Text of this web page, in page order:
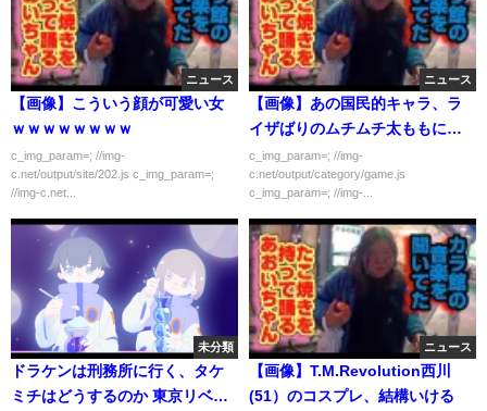
ニュース
【画像】こういう顔が可愛い女
ｗｗｗｗｗｗｗｗ
c_img_param=; //img-
c.net/output/site/202.js c_img_param=;
//img-c.net...
ニュース
【画像】あの国民的キャラ、ラ
イザばりのムチムチ太ももにさ
れてしまう
c_img_param=; //img-
c.net/output/category/game.js
c_img_param=; //img-...
未分類
ドラケンは刑務所に行く、タケ
ミチはどうするのか 東京リベン
ニュース
【画像】T.M.Revolution西川
(51）のコスプレ、結構いける